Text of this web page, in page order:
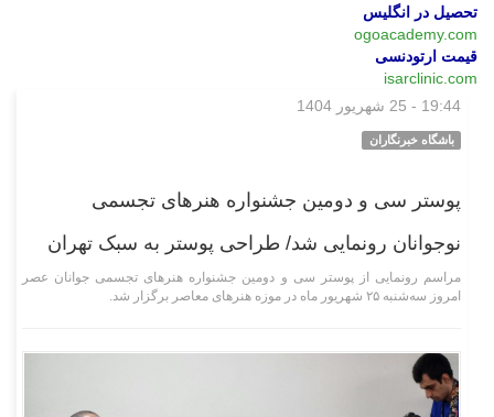
تحصیل در انگلیس
ogoacademy.com
قیمت ارتودنسی
isarclinic.com
19:44 - 25 شهریور 1404
باشگاه خبرنگاران
پوستر سی و دومین جشنواره هنر‌های تجسمی
نوجوانان رونمایی شد/ طراحی پوستر به سبک تهران
مراسم رونمایی از پوستر سی و دومین جشنواره هنر‌های تجسمی جوانان عصر
امروز سه‌شنبه ۲۵ شهریور ماه در موزه هنر‌های معاصر برگزار شد.